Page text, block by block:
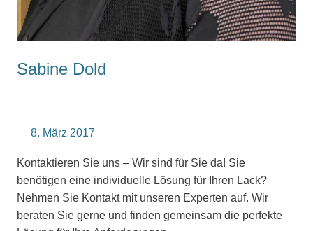
Sabine Dold
8. März 2017
Kontaktieren Sie uns – Wir sind für Sie da! Sie
benötigen eine individuelle Lösung für Ihren Lack?
Nehmen Sie Kontakt mit unseren Experten auf. Wir
beraten Sie gerne und finden gemeinsam die perfekte